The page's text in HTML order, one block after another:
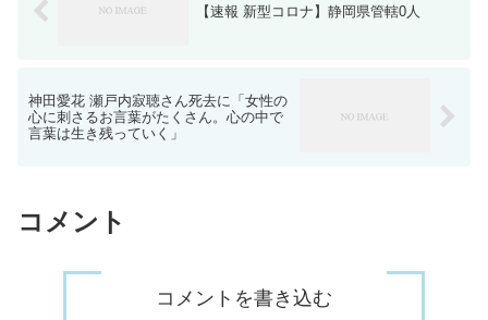
【速報 新型コロナ】静岡県管轄0人
神田愛花 瀬戸内寂聴さん死去に「女性の
心に刺さるお言葉がたくさん。心の中で
言葉は生き残っていく」
コメント
コメントを書き込む